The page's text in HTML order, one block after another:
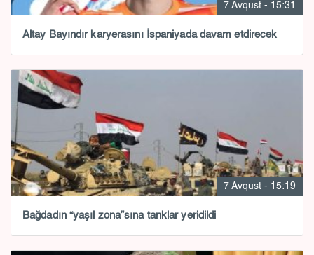
7 Avqust - 15:31
Altay Bayındır karyerasını İspaniyada davam etdirəcək
7 Avqust - 15:19
Bağdadın “yaşıl zona”sına tanklar yeridildi